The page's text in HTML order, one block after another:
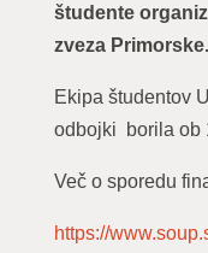
študente
zveza Primorske.
Ekipa študentov
odbojki borila ob
Več o sporedu
https://